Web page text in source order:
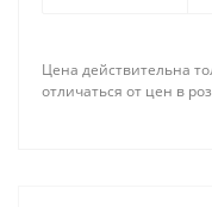
Цена действительна
отличаться от цен в